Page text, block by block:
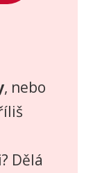
, nebo
Dělá